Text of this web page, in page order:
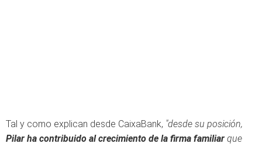
Tal y como explican desde CaixaBank, "desde su posición,
Pilar ha contribuido al crecimiento de la firma familiar que